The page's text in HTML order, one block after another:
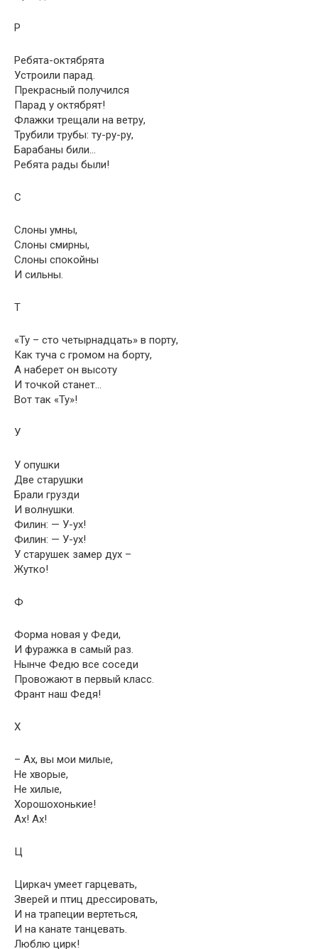
Р
Ребята-октябрята
Устроили парад.
Прекрасный получился
Парад у октябрят!
Флажки трещали на ветру,
Трубили трубы: ту-ру-ру,
Барабаны били…
Ребята рады были!
С
Слоны умны,
Слоны смирны,
Слоны спокойны
И сильны.
Т
«Ту – сто четырнадцать» в порту,
Как туча с громом на борту,
А наберет он высоту
И точкой станет…
Вот так «Ту»!
У
У опушки
Две старушки
Брали грузди
И волнушки.
Филин: — У-ух!
Филин: — У-ух!
У старушек замер дух –
Жутко!
Ф
Форма новая у Феди,
И фуражка в самый раз.
Нынче Федю все соседи
Провожают в первый класс.
Франт наш Федя!
Х
– Ах, вы мои милые,
Не хворые,
Не хилые,
Хорошохонькие!
Ах! Ах!
Ц
Циркач умеет гарцевать,
Зверей и птиц дрессировать,
И на трапеции вертеться,
И на канате танцевать.
Люблю цирк!